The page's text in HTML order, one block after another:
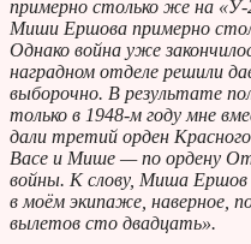
примерно столько же на «У-
Миши Ершова примерно
Однако война уже
наградном отделе решили
выборочно. В результате
только в 1948-м году мне
дали третий орден
Васе и Мише — по ордену
войны. К слову, Миша Ершов
в моём экипаже, наверное,
вылетов сто двадцать».